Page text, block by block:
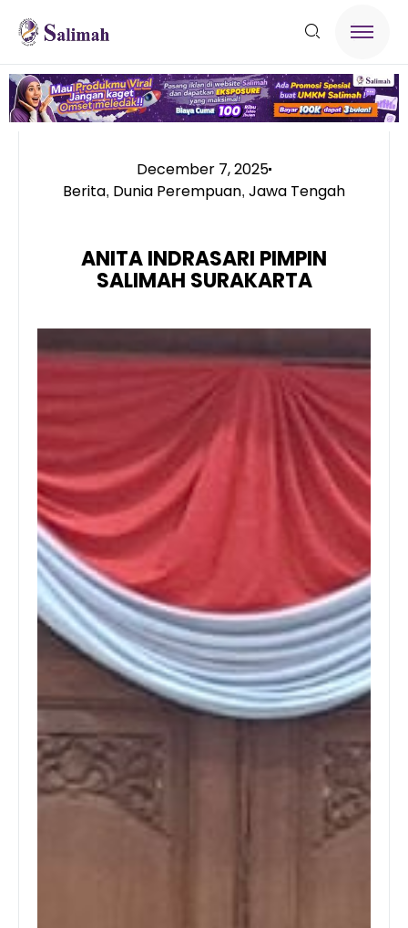
December 7, 2025
Berita, Dunia Perempuan, Jawa Tengah
ANITA INDRASARI PIMPIN
SALIMAH SURAKARTA